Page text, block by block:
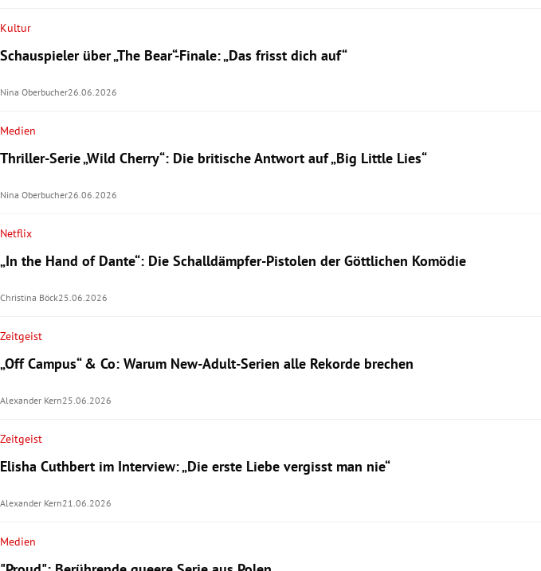
Kultur
Schauspieler über „The Bear“-Finale: „Das frisst dich auf“
Nina Oberbucher26.06.2026
Medien
Thriller-Serie „Wild Cherry“: Die britische Antwort auf „Big Little Lies“
Nina Oberbucher26.06.2026
Netflix
„In the Hand of Dante“: Die Schalldämpfer-Pistolen der Göttlichen Komödie
Christina Böck25.06.2026
Zeitgeist
„Off Campus“ & Co: Warum New-Adult-Serien alle Rekorde brechen
Alexander Kern25.06.2026
Zeitgeist
Elisha Cuthbert im Interview: „Die erste Liebe vergisst man nie“
Alexander Kern21.06.2026
Medien